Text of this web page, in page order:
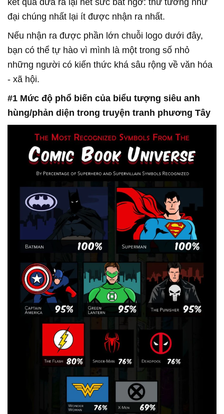
kết quả đưa ra lại hết sức bất ngờ: thứ tưởng như
đại chúng nhất lại ít được nhận ra nhất.
Nếu nhận ra được phần lớn chuỗi logo dưới đây,
bạn có thể tự hào vì mình là một trong số nhỏ
những người có kiến thức khá sâu rộng về văn hóa
- xã hội.
#1 Mức độ phổ biến của biểu tượng siêu anh
hùng/phản diện trong truyện tranh phương Tây